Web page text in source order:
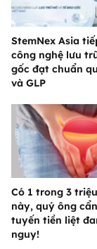
StemNex Asia
công nghệ lưu
gốc đạt chuẩn
và GLP
Có 1 trong 3
này, quý ông
tuyến tiền liệt
nguy!